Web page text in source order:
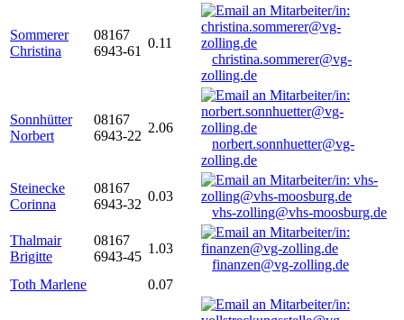
Sommerer
Christina
08167
6943-61
0.11
christina.sommerer@vg-
zolling.de
Sonnhütter
Norbert
08167
6943-22
2.06
norbert.sonnhuetter@vg-
zolling.de
Steinecke
Corinna
08167
6943-32
0.03
vhs-zolling@vhs-moosburg.de
Thalmair
Brigitte
08167
6943-45
1.03
finanzen@vg-zolling.de
Toth Marlene
0.07